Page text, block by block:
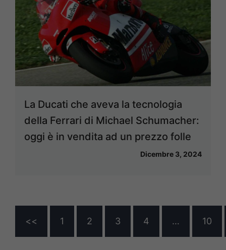
La Ducati che aveva la tecnologia
della Ferrari di Michael Schumacher:
oggi è in vendita ad un prezzo folle
Dicembre 3, 2024
<< 1 2 3 4 … 10